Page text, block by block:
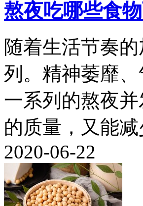
熬夜吃哪些食
随着生活节奏
列。精神萎靡
一系列的熬夜
的质量，又能
2020-06-22